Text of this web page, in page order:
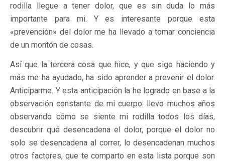
rodilla llegue a tener dolor, que es sin duda lo más
importante para mi. Y es interesante porque esta
«prevención» del dolor me ha llevado a tomar conciencia
de un montón de cosas.
Así que la tercera cosa que hice, y que sigo haciendo y
más me ha ayudado, ha sido aprender a prevenir el dolor.
Anticiparme. Y esta anticipación la he logrado en base a la
observación constante de mi cuerpo: llevo muchos años
observando cómo se siente mi rodilla todos los días,
descubrir qué desencadena el dolor, porque el dolor no
solo se desencadena al correr, lo desencadenan muchos
otros factores, que te comparto en esta lista porque son